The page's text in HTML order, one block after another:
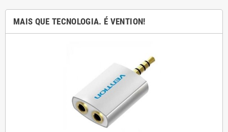
MAIS QUE TECNOLOGIA. É VENTION!